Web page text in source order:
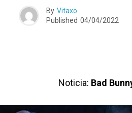
By Vitaxo
Published 04/04/2022
Noticia: Bad